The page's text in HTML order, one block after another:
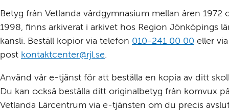
Betyg från Vetlanda vårdgymnasium mellan åren 1972
1998, finns arkiverat i arkivet hos Region Jönköpings
kansli. Beställ kopior via telefon 010-241 00 00 eller
post kontaktcenter@rjl.se
Använd vår e-tjänst för att beställa en kopia av ditt
Du kan också beställa ditt originalbetyg från komvux
Vetlanda Lärcentrum via e-tjänsten om du precis